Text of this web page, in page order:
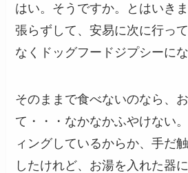
はい。そうですか。とはいき
張らずして、安易に次に行っ
なくドッグフードジプシーに
そのままで食べないのなら、
て・・・なかなかふやけない
ィングしているからか、手だ
したけれど、お湯を入れた器